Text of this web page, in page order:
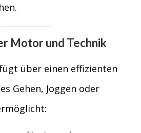
Motor und Technik
über einen effizienten
Gehen, Joggen oder